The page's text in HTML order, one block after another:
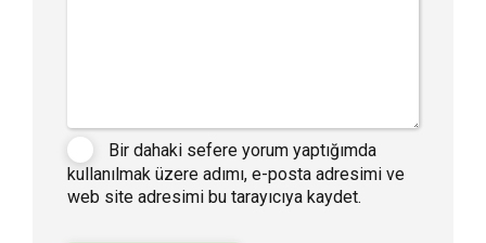
Bir dahaki sefere yorum yaptığımda
kullanılmak üzere adımı, e-posta adresimi ve
web site adresimi bu tarayıcıya kaydet.